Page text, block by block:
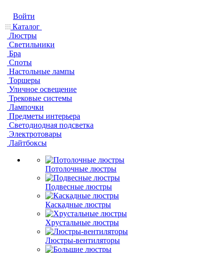
Войти
Каталог
Люстры
Светильники
Бра
Споты
Настольные лампы
Торшеры
Уличное освещение
Трековые системы
Лампочки
Предметы интерьера
Светодиодная подсветка
Электротовары
Лайтбоксы
Потолочные люстры
Подвесные люстры
Каскадные люстры
Хрустальные люстры
Люстры-вентиляторы